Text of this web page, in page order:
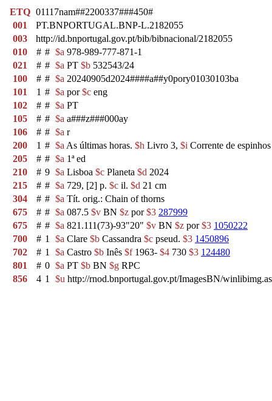
ETQ 01117nam##2200337###450#
001
PT.BNPORTUGAL.BNP-L.2182055
003
http://id.bnportugal.gov.pt/bib/bibnacional/2182055
010
# # $a 978-989-777-871-1
021
# # $a PT $b 532543/24
100
# # $a 20240905d2024####a##y0pory01030103ba
101
1 # $a por$c eng
102
# # $a PT
105
# # $a a###z###000ay
106
# # $a r
200
1 # $a As últimas horas. $h Livro 3, $i Corrente de
205
# # $a 1ª ed
210
# 9 $a Lisboa $c Planeta $d 2024
215
# # $a 729, [2] p. $c il. $d 21 cm
304
# # $a Tít. orig.: Chain of thorns
675
# # $a 087.5 $v BN $z por$3 287999
675
# # $a 821.111(73)-93"20" $v BN $z por$3 1050222
700
# 1 $a Clare $b Cassandra $c pseud. $3 1450896
702
# 1 $a Castro $b Inês $f1963- $4 730 $3 124480
801
# 0 $a PT $b BN $g RPC
856
4 1 $u http://rnod.bnportugal.gov.pt/ImagesBN/